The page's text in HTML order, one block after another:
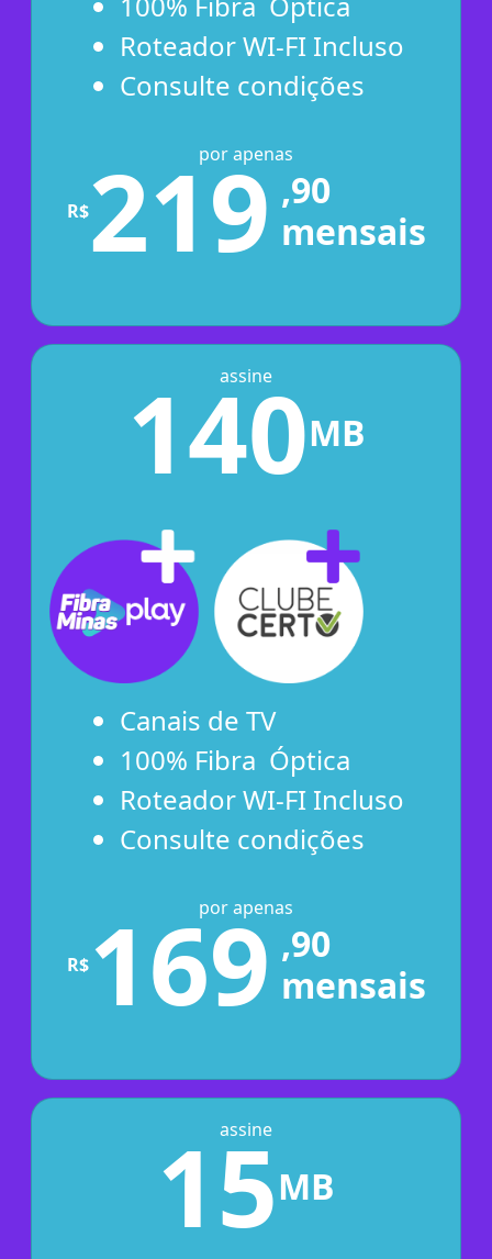
Roteador WI-FI Incluso
Consulte condições
por apenas
R$219 ,90
mensais
assine
140MB
Canais de TV
100% Fibra Óptica
Roteador WI-FI Incluso
Consulte condições
por apenas
R$169 ,90
mensais
assine
15MB